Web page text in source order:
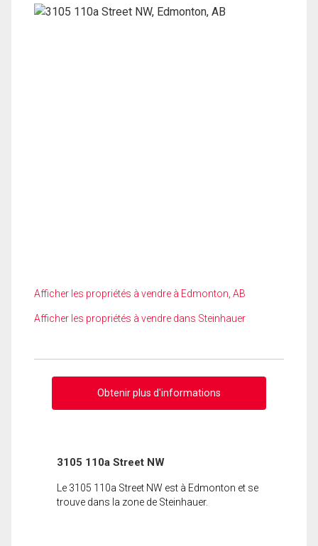
Afficher les propriétés à vendre à Edmonton, AB
Afficher les propriétés à vendre dans Steinhauer
Obtenir plus d'informations
3105 110a Street NW
Le 3105 110a Street NW est à Edmonton et se
trouve dans la zone de Steinhauer.